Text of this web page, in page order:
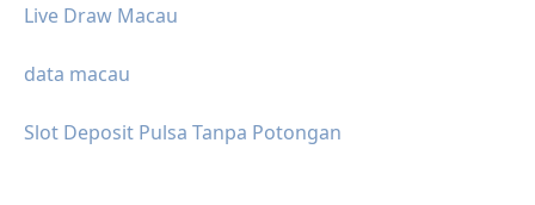
Live Draw Macau
data macau
Slot Deposit Pulsa Tanpa Potongan